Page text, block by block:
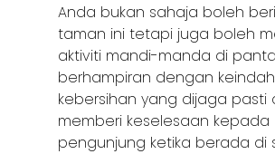
Anda bukan sahaja boleh
taman ini tetapi juga boleh
aktiviti mandi-manda di
berhampiran dengan
kebersihan yang dijaga pasti
memberi keselesaan kepada
pengunjung ketika berada di